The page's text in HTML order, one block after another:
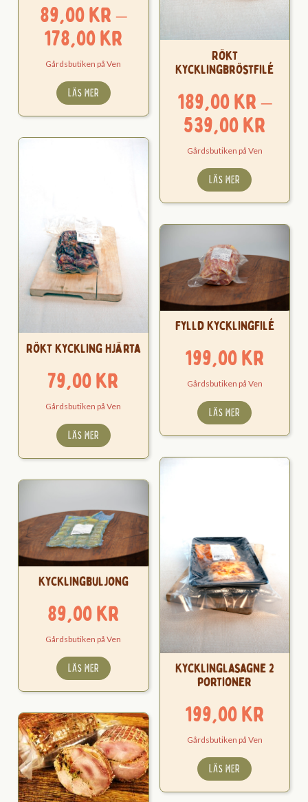
89,00kr–
178,00kr Prisintervall:
89,00 kr
178,00 kr
Gårdsbutiken på Ven
LÄS MER
Rökt
Kycklingbröstfilé
189,00kr–
539,00kr
Gårdsbutiken på Ven
LÄS MER
Rökt Kyckling Hjärta
79,00kr
Gårdsbutiken på Ven
LÄS MER
Fylld Kycklingfilé
199,00kr
Gårdsbutiken på Ven
LÄS MER
Kycklinglasagne 2
portioner
199,00kr
Gårdsbutiken på Ven
LÄS MER
Kycklingbuljong
89,00kr
Gårdsbutiken på Ven
LÄS MER